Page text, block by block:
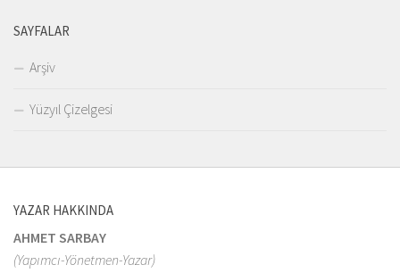
SAYFALAR
Arşiv
Yüzyıl Çizelgesi
YAZAR HAKKINDA
AHMET SARBAY
(Yapımcı-Yönetmen-Yazar)